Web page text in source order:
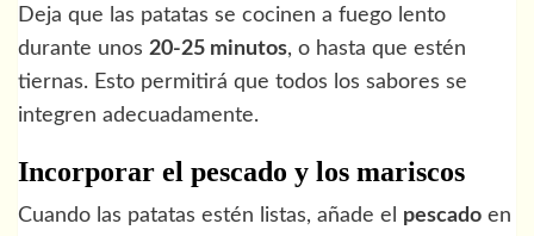
Deja que las patatas se cocinen a fuego lento
durante unos 20-25 minutos, o hasta que estén
tiernas. Esto permitirá que todos los sabores se
integren adecuadamente.
Incorporar el pescado y los mariscos
Cuando las patatas estén listas, añade el pescado en